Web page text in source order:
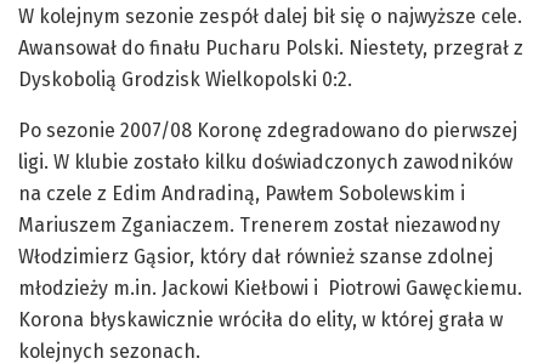
W kolejnym sezonie zespół dalej bił się o najwyższe cele.
Awansował do finału Pucharu Polski. Niestety, przegrał z
Dyskobolią Grodzisk Wielkopolski 0:2.
Po sezonie 2007/08 Koronę zdegradowano do pierwszej
ligi. W klubie zostało kilku doświadczonych zawodników
na czele z Edim Andradiną, Pawłem Sobolewskim i
Mariuszem Zganiaczem. Trenerem został niezawodny
Włodzimierz Gąsior, który dał również szanse zdolnej
młodzieży m.in. Jackowi Kiełbowi i Piotrowi Gawęckiemu.
Korona błyskawicznie wróciła do elity, w której grała w
kolejnych sezonach.